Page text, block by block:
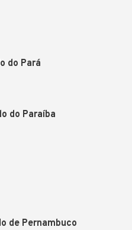
do Pará
do Paraíba
de Pernambuco